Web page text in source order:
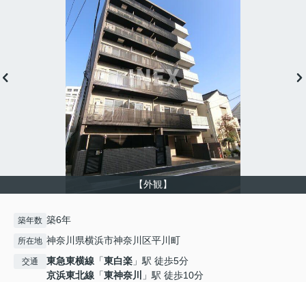
【外観】
築年数 築6年
所在地 神奈川県横浜市神奈川区平川町
交通 東急東横線 「東白楽 」駅 徒歩5分
京浜東北線 「東神奈川
」駅 徒歩10分